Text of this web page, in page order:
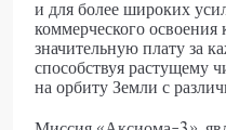
и для более широких
коммерческого
значительную плату за
способствуя растущему
на орбиту Земли с